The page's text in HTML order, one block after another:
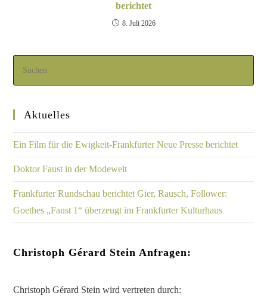
berichtet
8. Juli 2026
Aktuelles
Ein Film für die Ewigkeit-Frankfurter Neue Presse berichtet
Doktor Faust in der Modewelt
Frankfurter Rundschau berichtet Gier, Rausch, Follower:
Goethes „Faust 1“ überzeugt im Frankfurter Kulturhaus
Christoph Gérard Stein Anfragen:
Christoph Gérard Stein wird vertreten durch: